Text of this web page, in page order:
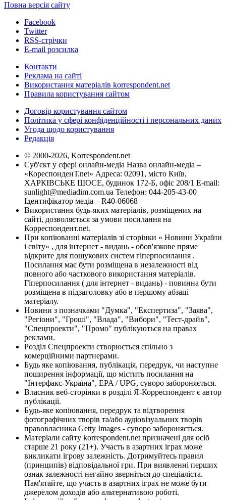
Повна версія сайту
Facebook
Twitter
RSS-стрічки
E-mail розсилка
Контакти
Реклама на сайті
Використання матеріалів korrespondent.net
Правила користування сайтом
Договір користування сайтом
Політика у сфері конфіденційності і персональних даних
Угода щодо користування
Редакція
© 2000-2026, Korrespondent.net
Суб'єкт у сфері онлайн-медіа Назва онлайн-медіа –
«КореспонденТ.net» Адреса: 02091, місто Київ,
ХАРКІВСЬКЕ ШОСЕ, будинок 172-Б, офіс 208/1 E-mail:
sunlight@mediadim.com.ua Телефон: 044-205-43-00
Ідентифікатор медіа – R40-06068
Використання будь-яких матеріалів, розміщених на
сайті, дозволяється за умови посилання на
Корреспондент.net.
При копіюванні матеріалів зі сторінки « Новини України
і світу» , для інтернет - видань - обов'язкове пряме
відкрите для пошукових систем гіперпосилання .
Посилання має бути розміщена в незалежності від
повного або часткового використання матеріалів.
Гіперпосилання ( для інтернет - видань) - повинна бути
розміщена в підзаголовку або в першому абзаці
матеріалу.
Новини з позначками "Думка", "Експертиза", "Заява",
"Регіони", "Гроші", "Влада", "Вибори", "Тест-драйв",
"Спецпроекти", "Промо" публікуються на правах
реклами.
Розділ Спецпроекти створюється спільно з
комерційними партнерами.
Будь яке копіювання, публікація, передрук, чи наступне
поширення інформації, що містить посилання на
"Інтерфакс-Україна", EPA / UPG, суворо забороняється.
Власник веб-сторінки в розділі Я-Корреспондент є автор
публікації.
Будь-яке копіювання, передрук та відтворення
фотографічних творів та/або аудіовізуальних творів
правовласника Getty Images - суворо забороняється.
Матеріали сайту korrespondent.net призначені для осіб
старше 21 року (21+). Участь в азартних іграх може
викликати ігрову залежність. Дотримуйтесь правил
(принципів) відповідальної гри. При виявленні перших
ознак залежності негайно зверніться до спеціаліста.
Пам'ятайте, що участь в азартних іграх не може бути
джерелом доходів або альтернативою роботі.